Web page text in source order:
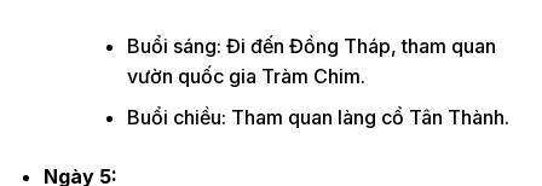
Buổi sáng: Đi đến Đồng Tháp, tham quan
vườn quốc gia Tràm Chim.
Buổi chiều: Tham quan làng cổ Tân Thành.
Ngày 5: